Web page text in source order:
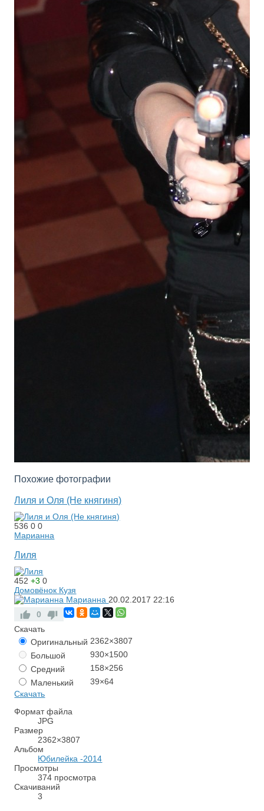
Похожие фотографии
Лиля и Оля (Не княгиня)
53600
Марианна
Лиля
452+30
Домовёнок Кузя
Марианна 20.02.2017 22:16
0
Скачать
Оригинальный 2362×3807
Большой
930×1500
Средний
158×256
Маленький
39×64
Скачать
Формат файла
JPG
Размер
2362×3807
Альбом
Юбилейка -2014
Просмотры
374 просмотра
Скачиваний
3